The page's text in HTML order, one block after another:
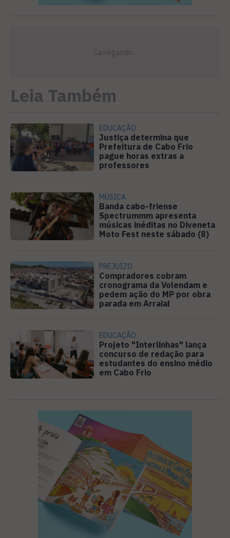
Leia Também
EDUCAÇÃO
Justiça determina que
Prefeitura de Cabo Frio
pague horas extras a
professores
MÚSICA
Banda cabo-friense
Spectrummm apresenta
músicas inéditas no Diveneta
Moto Fest neste sábado (8)
PREJUÍZO
Compradores cobram
cronograma da Volendam e
pedem ação do MP por obra
parada em Arraial
EDUCAÇÃO
Projeto "Interlinhas" lança
concurso de redação para
estudantes do ensino médio
em Cabo Frio